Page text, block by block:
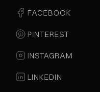
FACEBOOK
PINTEREST
INSTAGRAM
LINKEDIN